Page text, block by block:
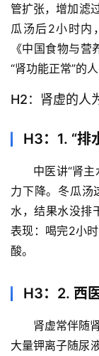
管扩张，增加滤过
瓜汤后2小时内
《中国食物与
“肾功能正常”的人
H2：肾虚的人
H3：1. “排
中医讲“肾
力下降。冬瓜汤
水，结果水没排
表现：喝完2小
酸。
H3：2. 西
肾虚常伴随
大量钾离子随尿